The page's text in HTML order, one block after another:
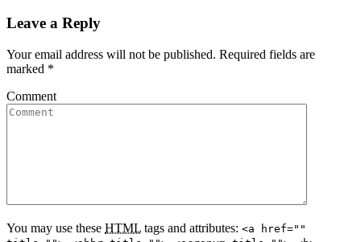
Leave a Reply
Your email address will not be published. Required fields are
marked *
Comment
You may use these HTML tags and attributes: <a href=""